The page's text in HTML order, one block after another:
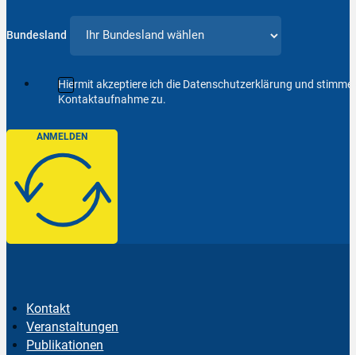
Bundesland
Hiermit akzeptiere ich die Datenschutzerklärung und
Kontaktaufnahme zu.
ANMELDEN
Kontakt
Veranstaltungen
Publikationen